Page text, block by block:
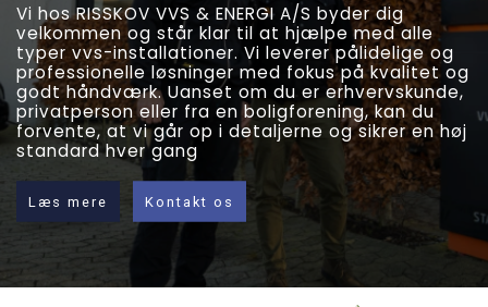
Vi hos RISSKOV VVS & ENERGI A/S byder dig
velkommen og står klar til at hjælpe med alle
typer vvs-installationer. Vi leverer pålidelige og
professionelle løsninger med fokus på kvalitet og
godt håndværk. Uanset om du er erhvervskunde,
privatperson eller fra en boligforening, kan du
forvente, at vi går op i detaljerne og sikrer en høj
standard hver gang
Læs mere Kontakt os